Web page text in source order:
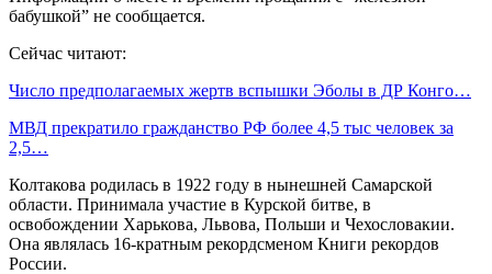
бабушкой” не сообщается.
Сейчас читают:
Число предполагаемых жертв вспышки Эболы в ДР Конго…
МВД прекратило гражданство РФ более 4,5 тыс человек за
2,5…
Колтакова родилась в 1922 году в нынешней Самарской
области. Принимала участие в Курской битве, в
освобождении Харькова, Львова, Польши и Чехословакии.
Она являлась 16-кратным рекордсменом Книги рекордов
России.